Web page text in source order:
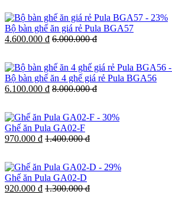
- 23%
Bộ bàn ghế ăn giá rẻ Pula BGA57
4.600.000 đ 6.000.000 đ
-
Bộ bàn ghế ăn 4 ghế giá rẻ Pula BGA56
6.100.000 đ 8.000.000 đ
- 30%
Ghế ăn Pula GA02-F
970.000 đ 1.400.000 đ
- 29%
Ghế ăn Pula GA02-D
920.000 đ 1.300.000 đ